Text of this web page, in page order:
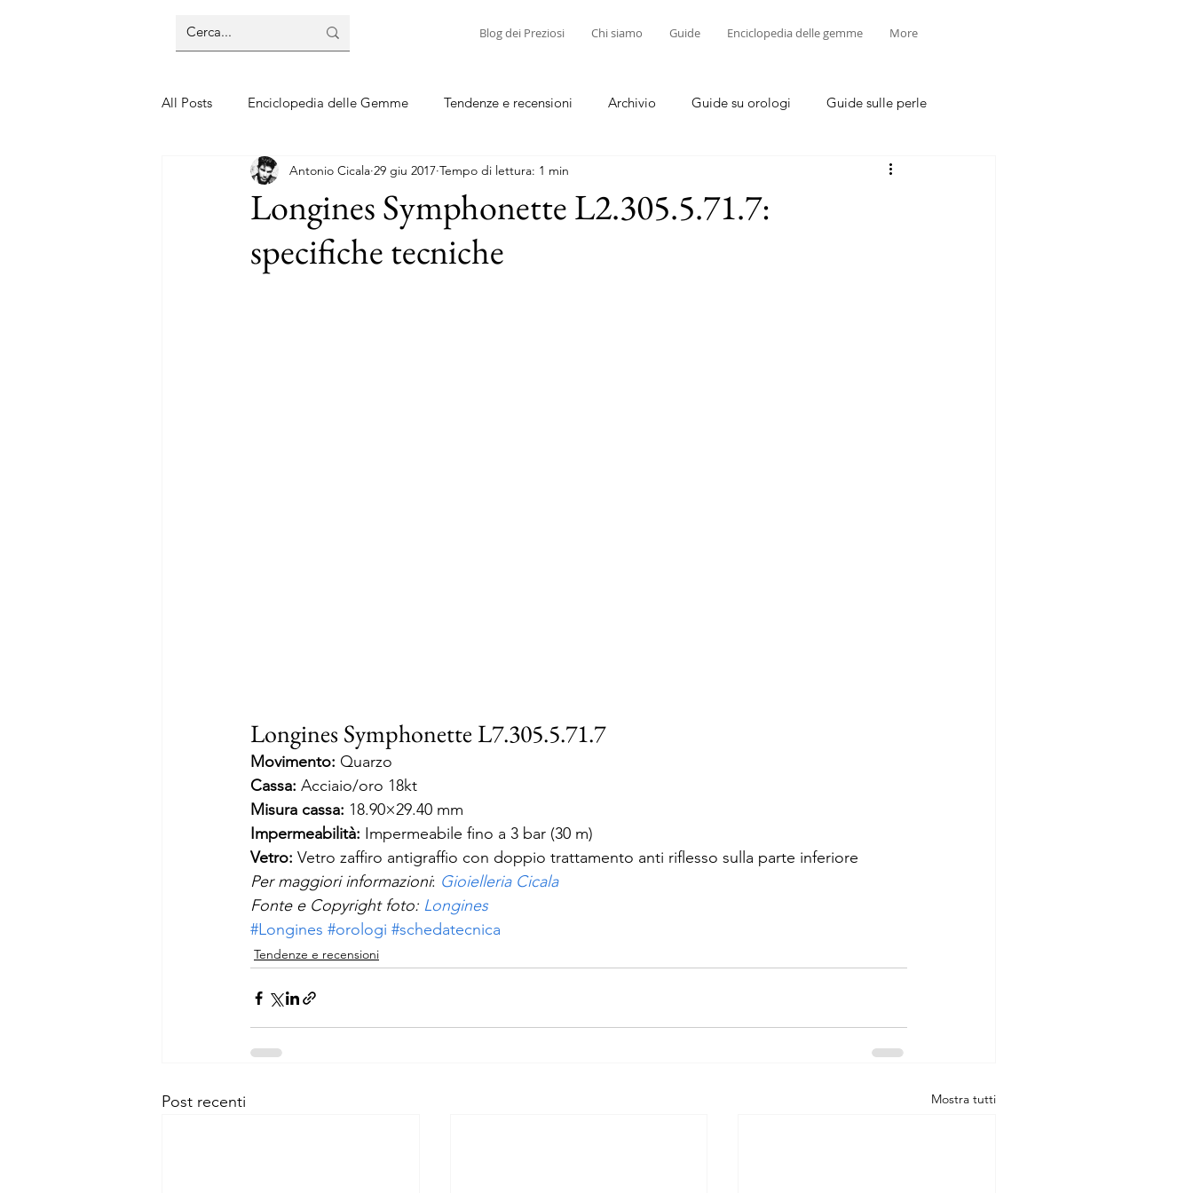
Blog dei Preziosi Chi siamo Guide Enciclopedia delle gemme More
All Posts Enciclopedia delle Gemme Tendenze e recensioni Archivio Guide su orologi Guide sulle perle
Guide sui gioielli Guide sui diamanti Guide su corallo e cammei
Longines Symphonette L2.305.5.71.7:
specifiche tecniche
Antonio Cicala 29 giu 2017 Tempo di lettura: 1 min
Longines Symphonette L7.305.5.71.7
Movimento: Quarzo
Cassa: Acciaio/oro 18kt
Misura cassa: 18.90×29.40 mm
Impermeabilità: Impermeabile fino a 3 bar (30 m)
Vetro: Vetro zaffiro antigraffio con doppio trattamento anti riflesso sulla parte inferiore
Per maggiori informazioni: Gioielleria Cicala
Fonte e Copyright foto: Longines
#Longines #orologi #schedatecnica
Tendenze e recensioni
Post recenti Mostra tutti